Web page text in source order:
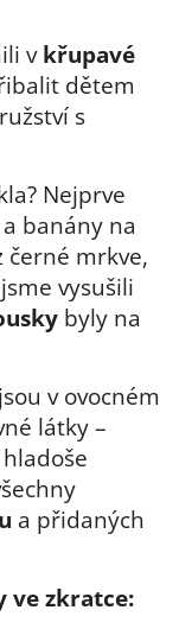
vkřupavé
dětem
s
Nejprve
banány na
černé mrkve,
vysušili
byly na
v ovocném
látky –
a přidaných
ve zkratce: